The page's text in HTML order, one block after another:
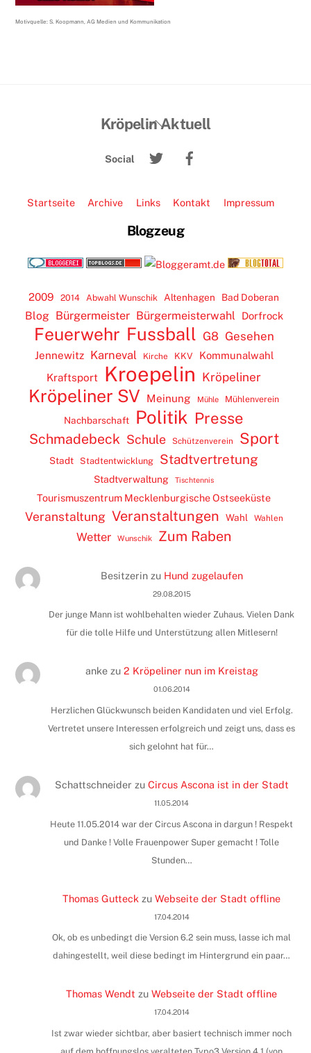
Motivquelle: S. Koopmann, AG Medien und Kommunikation
Back
Top
Kröpelin Aktuell
Social
Twitter
Startseite Archive Links Kontakt Impressum
Blogzeug
2009 2014 Abwahl Wunschik Altenhagen Bad Doberan
Blog Bürgermeister Bürgermeisterwahl Dorfrock
Feuerwehr Fussball G8 Gesehen
Jennewitz Karneval Kirche KKV
Kommunalwahl
Kraftsport
Kroepelin Kröpeliner
Kröpeliner SV Meinung Mühle Mühlenverein
Nachbarschaft Politik Presse
Schmadebeck Schule Schützenverein Sport
Stadt Stadtentwicklung Stadtvertretung
Stadtverwaltung Tischtennis
Tourismuszentrum Mecklenburgische Ostseeküste
Veranstaltung Veranstaltungen Wahl Wahlen
Wetter Wunschik Zum Raben
Besitzerinzu Hund zugelaufen
29.08.2015
Der junge Mann ist wohlbehalten wieder Zuhaus. Vielen Dank
für die tolle Hilfe und Unterstützung allen Mitlesern!
ankezu 2 Kröpeliner nun im Kreistag
01.06.2014
Herzlichen Glückwunsch beiden Kandidaten und viel Erfolg.
Vertretet unsere Interessen erfolgreich und zeigt uns, dass es
sich gelohnt hat für…
Schattschneider zu Circus Ascona ist in der Stadt
11.05.2014
Heute 11.05.2014 war der Circus Ascona in dargun ! Respekt
und Danke ! Volle Frauenpower Super gemacht ! Tolle
Stunden…
Thomas Gutteck zuWebseite der Stadt offline
17.04.2014
Ok, ob es unbedingt die Version 6.2 sein muss, lasse ich mal
dahingestellt, weil diese bedingt im Hintergrund ein paar…
Thomas Wendt zuWebseite der Stadt offline
17.04.2014
Ist zwar wieder sichtbar, aber basiert technisch immer noch